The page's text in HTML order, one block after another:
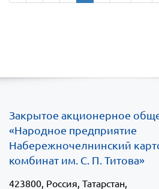
Закрытое акционерное
«Народное предприятие
Набережночелнинский
комбинат им. С. П. Титова»
423800, Россия, Татарстан,